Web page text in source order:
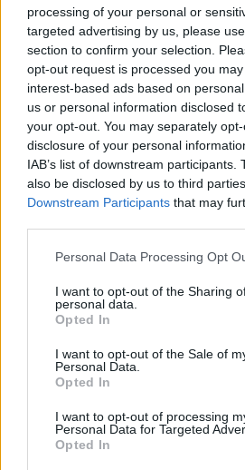
processing of your personal or
targeted advertising by us, please
section to confirm your selection.
opt-out request is processed you
interest-based ads based on
us or personal information disclosed
your opt-out. You may separately
disclosure of your personal
IAB’s list of downstream participants.
also be disclosed by us to third
Downstream Participants that may
Please note that this website/app
not limited to your visit or usage
grant or deny consent to Google and
use your data for below specified
consent section.
Personal Data Processing Opt
I want to opt-out of the Sharing
personal data.
Opted In
I want to opt-out of the Sale of
Personal Data.
Opted In
I want to opt-out of processing
Personal Data for Targeted
Opted In
Γκιζόγιαννης 3.
Ηράκλειο (Βισκαδουράκης):Λόλας
Μαραγκάκης, Κουπίδης 13,
(1), Γουμενάκης, Πάλλης 7,